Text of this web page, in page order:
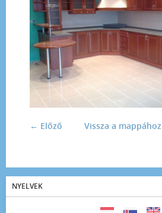
← Előző Vissza a mappához
NYELVEK